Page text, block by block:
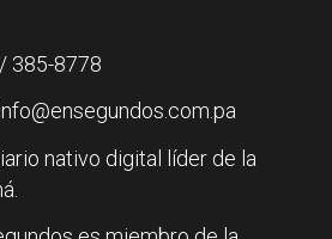
385-8778
nativo digital líder de la